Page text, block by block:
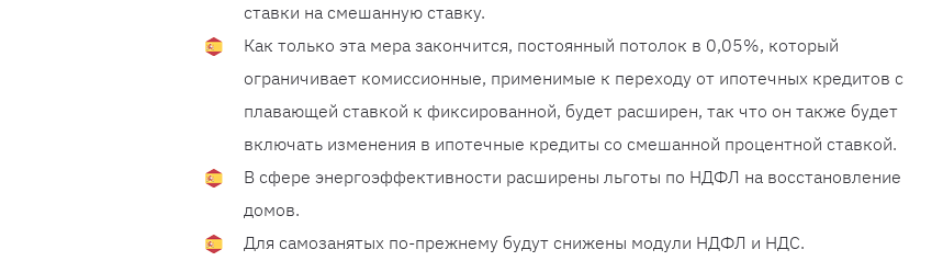
ставки на смешанную ставку.
Как только эта мера закончится, постоянный потолок в 0,05%, который
ограничивает комиссионные, применимые к переходу от ипотечных кредитов с
плавающей ставкой к фиксированной, будет расширен, так что он также будет
включать изменения в ипотечные кредиты со смешанной процентной ставкой.
В сфере энергоэффективности расширены льготы по НДФЛ на восстановление
домов.
Для самозанятых по-прежнему будут снижены модули НДФЛ и НДС.